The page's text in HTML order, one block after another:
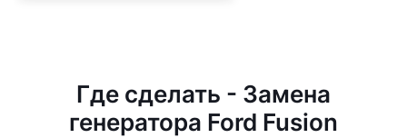
Где сделать - Замена
генератора Ford Fusion